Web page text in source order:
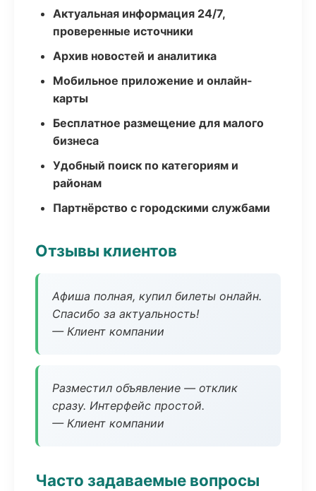
Актуальная информация 24/7,
проверенные источники
Архив новостей и аналитика
Мобильное приложение и онлайн-
карты
Бесплатное размещение для малого
бизнеса
Удобный поиск по категориям и
районам
Партнёрство с городскими службами
Отзывы клиентов
Афиша полная, купил билеты онлайн.
Спасибо за актуальность!
— Клиент компании
Разместил объявление — отклик
сразу. Интерфейс простой.
— Клиент компании
Часто задаваемые вопросы